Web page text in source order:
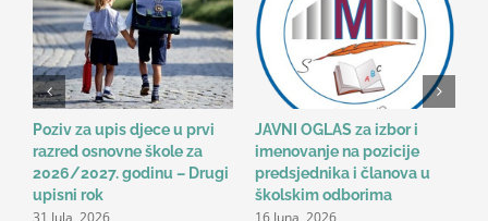
Poziv za upis djece u prvi
razred osnovne škole za
2026/2027. godinu – Drugi
upisni rok
JAVNI OGLAS za izbor i
imenovanje na pozicije
predsjednika i članova u
školskim odborima